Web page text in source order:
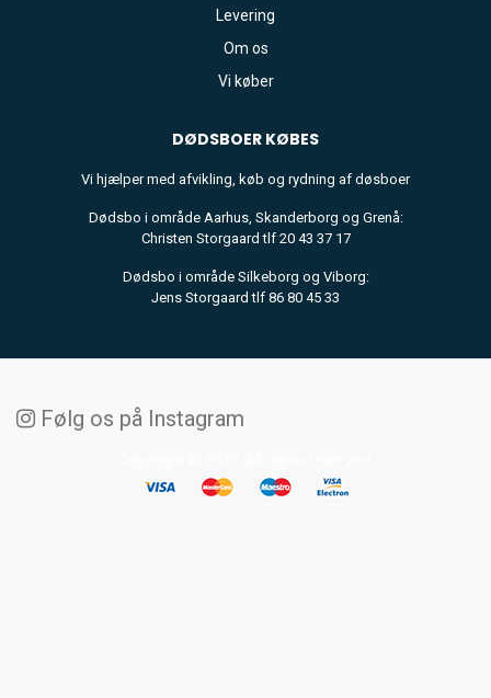
Levering
Om os
Vi køber
DØDSBOER KØBES
Vi hjælper med afvikling, køb og rydning af døsboer
Dødsbo i område Aarhus, Skanderborg og Grenå:
Christen Storgaard tlf 20 43 37 17
Dødsbo i område Silkeborg og Viborg:
Jens Storgaard tlf 86 80 45 33
Følg os på Instagram